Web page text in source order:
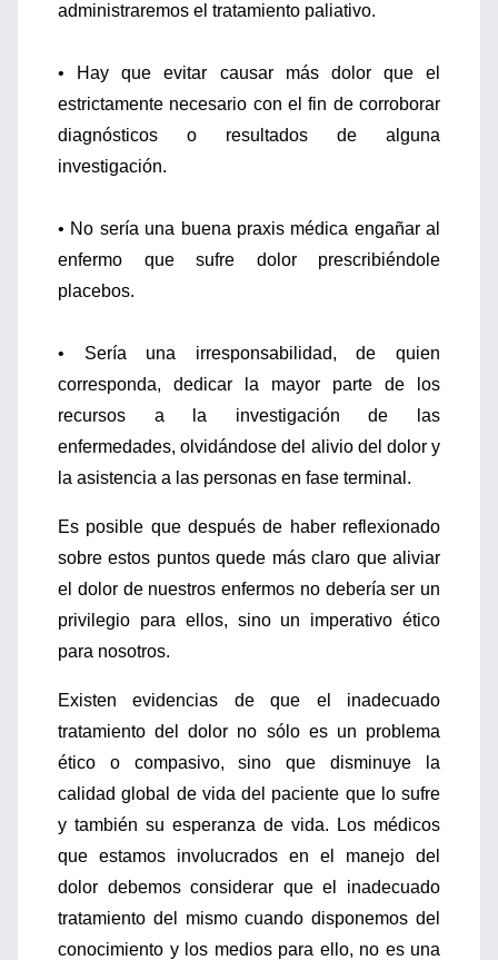
administraremos el tratamiento paliativo.
• Hay que evitar causar más dolor que el
estrictamente necesario con el fin de corroborar
diagnósticos o resultados de alguna
investigación.
• No sería una buena praxis médica engañar al
enfermo que sufre dolor prescribiéndole
placebos.
• Sería una irresponsabilidad, de quien
corresponda, dedicar la mayor parte de los
recursos a la investigación de las
enfermedades, olvidándose del alivio del dolor y
la asistencia a las personas en fase terminal.
Es posible que después de haber reflexionado
sobre estos puntos quede más claro que aliviar
el dolor de nuestros enfermos no debería ser un
privilegio para ellos, sino un imperativo ético
para nosotros.
Existen evidencias de que el inadecuado
tratamiento del dolor no sólo es un problema
ético o compasivo, sino que disminuye la
calidad global de vida del paciente que lo sufre
y también su esperanza de vida. Los médicos
que estamos involucrados en el manejo del
dolor debemos considerar que el inadecuado
tratamiento del mismo cuando disponemos del
conocimiento y los medios para ello, no es una